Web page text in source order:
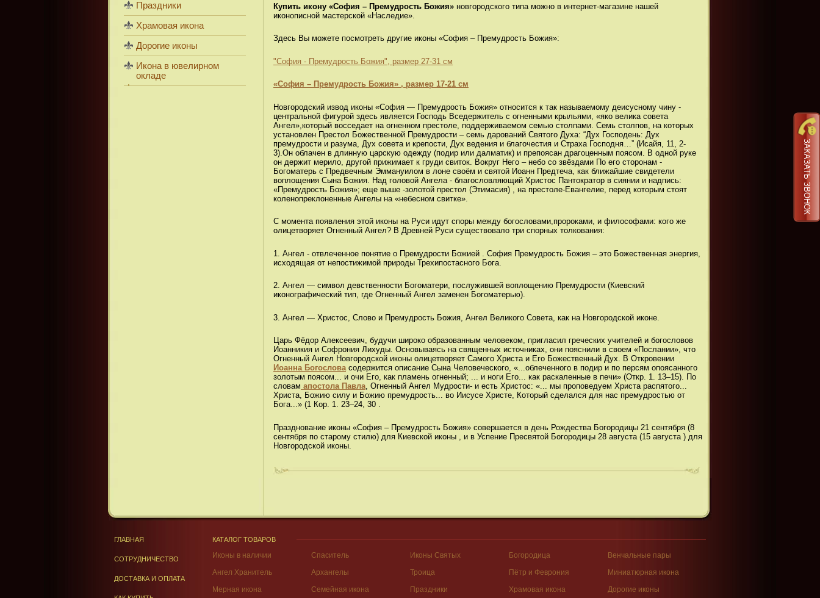
Купить икону «София – Премудрость Божия» новгородского типа можно в интернет-магазине нашей
иконописной мастерской «Наследие».
Здесь Вы можете посмотреть другие иконы «София – Премудрость Божия»:
"София - Премудрость Божия", размер 27-31 см
«София – Премудрость Божия» , размер 17-21 см
Новгородский извод иконы «София — Премудрость Божия» относится к так называемому деисусному чину -
центральной фигурой здесь является Господь Вседержитель с огненными крыльями, «яко велика совета
Ангел»,который восседает на огненном престоле, поддерживаемом семью столпами. Семь столпов, на которых
установлен Престол Божественной Премудрости – семь дарований Святого Духа: “Дух Господень: Дух
премудрости и разума, Дух совета и крепости, Дух ведения и благочестия и Страха Господня…” (Исайя, 11, 2-
3).Он облачен в длинную царскую одежду (подир или далматик) и препоясан драгоценным поясом. В одной руке
он держит мерило, другой прижимает к груди свиток. Вокруг Него – небо со звёздами По его сторонам -
Богоматерь с Предвечным Эммануилом в лоне своём и святой Иоанн Предтеча, как ближайшие свидетели
воплощения Сына Божия. Над головой Ангела - благословляющий Христос Пантократор в сиянии и надпись:
«Премудрость Божия»; еще выше -золотой престол (Этимасия) , на престоле-Евангелие, перед которым стоят
коленопреклоненные Ангелы на «небесном свитке».
С момента появления этой иконы на Руси идут споры между богословами,пророками, и философами: кого же
олицетворяет Огненный Ангел? В Древней Руси существовало три спорных толкования:
1. Ангел - отвлеченное понятие о Премудрости Божией . София Премудрость Божия – это Божественная энергия,
исходящая от непостижимой природы Трехипостасного Бога.
2. Ангел — символ девственности Богоматери, послужившей воплощению Премудрости (Киевский
иконографический тип, где Огненный Ангел заменен Богоматерью).
3. Ангел — Христос, Слово и Премудрость Божия, Ангел Великого Совета, как на Новгородской иконе.
Царь Фёдор Алексеевич, будучи широко образованным человеком, пригласил греческих учителей и богословов
Иоанникия и Софрония Лихуды. Основываясь на священных источниках, они пояснили в своем «Послании», что
Огненный Ангел Новгородской иконы олицетворяет Самого Христа и Его Божественный Дух. В Откровении
Иоанна Богословасодержится описание Сына Человеческого, «...облеченного в подир и по персям опоясанного
золотым поясом... и очи Его, как пламень огненный; ... и ноги Его... как раскаленные в печи» (Откр. 1. 13–15). По
словам апостола Павла, Огненный Ангел Мудрости- и есть Христос: «... мы проповедуем Христа распятого...
Христа, Божию силу и Божию премудрость... во Иисусе Христе, Который сделался для нас премудростью от
Бога...» (1 Кор. 1. 23–24, 30 .
Празднование иконы «София – Премудрость Божия» совершается в день Рождества Богородицы 21 сентября (8
сентября по старому стилю) для Киевской иконы , и в Успение Пресвятой Богородицы 28 августа (15 августа ) для
Новгородской иконы.
Праздники
Храмовая икона
Дорогие иконы
Икона в ювелирном
окладе
ЗАКАЗАТЬ ЗВОНОК
ГЛАВНАЯ
СОТРУДНИЧЕСТВО
ДОСТАВКА И ОПЛАТА
КАТАЛОГ ТОВАРОВ
Иконы в наличии Спаситель Иконы Святых Богородица
Венчальные пары
Ангел Хранитель
Архангелы Троица Пётр и Феврония
Миниатюрная икона
Мерная икона
Семейная икона Праздники Храмовая икона Дорогие иконы